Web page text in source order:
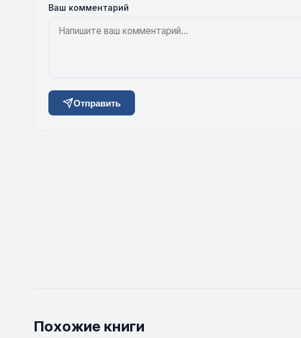
Ваш комментарий
Отправить
Похожие книги